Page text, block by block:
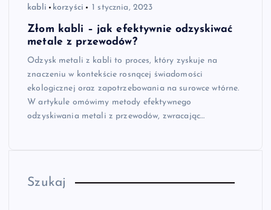
kabli korzyści 1 stycznia, 2023
Złom kabli – jak efektywnie odzyskiwać
metale z przewodów?
Odzysk metali z kabli to proces, który zyskuje na
znaczeniu w kontekście rosnącej świadomości
ekologicznej oraz zapotrzebowania na surowce wtórne.
W artykule omówimy metody efektywnego
odzyskiwania metali z przewodów, zwracając…
Szukaj